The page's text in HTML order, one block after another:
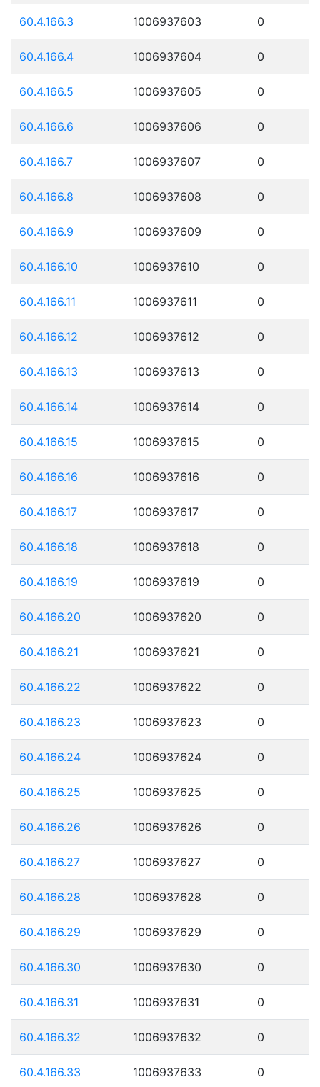
60.4.166.3 1006937603 0
60.4.166.4 1006937604 0
60.4.166.5 1006937605 0
60.4.166.6 1006937606 0
60.4.166.7 1006937607 0
60.4.166.8 1006937608 0
60.4.166.9 1006937609 0
60.4.166.10 1006937610 0
60.4.166.11 1006937611 0
60.4.166.12 1006937612 0
60.4.166.13 1006937613 0
60.4.166.14 1006937614 0
60.4.166.15 1006937615 0
60.4.166.16 1006937616 0
60.4.166.17 1006937617 0
60.4.166.18 1006937618 0
60.4.166.19 1006937619 0
60.4.166.20 1006937620 0
60.4.166.21 1006937621 0
60.4.166.22 1006937622 0
60.4.166.23 1006937623 0
60.4.166.24 1006937624 0
60.4.166.25 1006937625 0
60.4.166.26 1006937626 0
60.4.166.27 1006937627 0
60.4.166.28 1006937628 0
60.4.166.29 1006937629 0
60.4.166.30 1006937630 0
60.4.166.31 1006937631 0
60.4.166.32 1006937632 0
60.4.166.33 1006937633 0